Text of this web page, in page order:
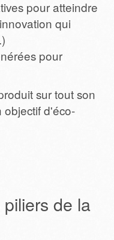
pour atteindre
qui
pour
sur tout son
objectif d'éco-
de la